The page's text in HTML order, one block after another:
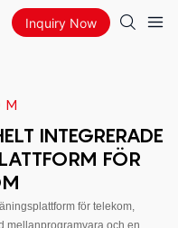
Inquiry Now
INTEGRERADE
FÖR
för telekom,